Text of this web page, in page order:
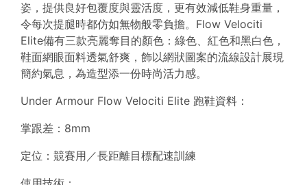
姿，提供良好包覆度與靈活度，更有效減低鞋身重量，
令每次提腿時都仿如無物般零負擔。Flow Velociti
Elite備有三款亮麗奪目的顏色：綠色、紅色和黑白色，
鞋面網眼面料透氣舒爽，飾以網狀圖案的流線設計展現
簡約氣息，為造型添一份時尚活力感。
Under Armour Flow Velociti Elite 跑鞋資料：
掌跟差：8mm
定位：競賽用／長距離目標配速訓練